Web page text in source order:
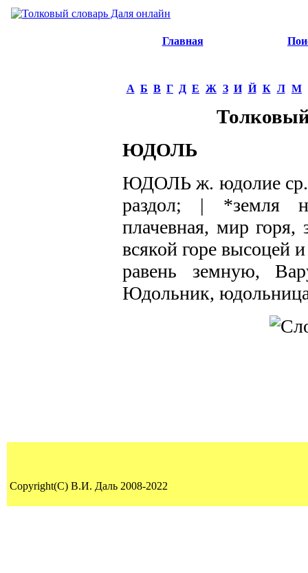
Главная
А Б В Г Д Е Ж З И Й К Л М
ЮДОЛЬ
ЮДОЛЬ ж. юдолие ср.
раздол; | *земля
плачевная, мир горя,
всякой горе высоцей
равень земную,
Юдольник,
Copyright(C) В.И. Даль 2008-2022